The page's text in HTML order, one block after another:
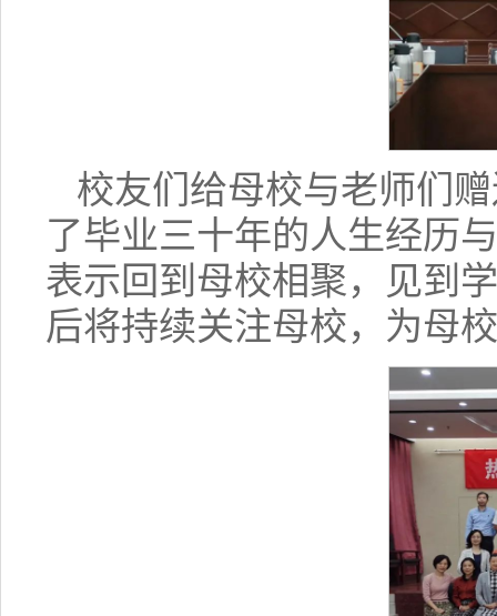
校友们给母校与老师们
了毕业三十年的人生经历
表示回到母校相聚，见到
后将持续关注母校，为母